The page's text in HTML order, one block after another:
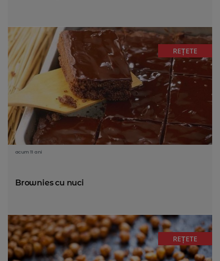
REȚETE
acum 11 ani
Brownies cu nuci
REȚETE